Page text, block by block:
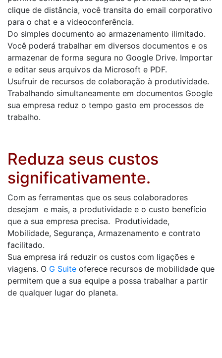
clique de distância, você transita do email corporativo
para o chat e a videoconferência.
Do simples documento ao armazenamento ilimitado.
Você poderá trabalhar em diversos documentos e os
armazenar de forma segura no Google Drive. Importar
e editar seus arquivos da Microsoft e PDF.
Usufruir de recursos de colaboração à produtividade.
Trabalhando simultaneamente em documentos Google
sua empresa reduz o tempo gasto em processos de
trabalho.
Reduza seus custos
significativamente.
Com as ferramentas que os seus colaboradores
desejam e mais, a produtividade e o custo benefício
que a sua empresa precisa. Produtividade,
Mobilidade, Segurança, Armazenamento e contrato
facilitado.
Sua empresa irá reduzir os custos com ligações e
viagens. O G Suite oferece recursos de mobilidade que
permitem que a sua equipe a possa trabalhar a partir
de qualquer lugar do planeta.